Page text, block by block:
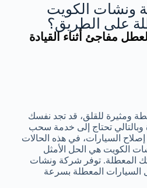
ونشات الكويت
على الطريق؟
مفاجئ أثناء القيادة
ومثيرة للقلق، قد تجد نفسك
وبالتالي تحتاج إلى خدمة سحب
السيارات، في هذه الحالات
الكويت هي الحل الأمثل
المعطلة. توفر شركة ونشات
المعطلة بسرعة